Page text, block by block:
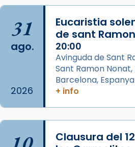
Arquebisbat de
2 weeks ago
Memòria de les santes
Semproniana, verges i
Acompanyant la història
partir de l’Edat Mitjana
frare Joan Gaspar Roig,
31
ago.
2026
Eucaristia
de sant
20:00
Avinguda de Sant
Sant Ramon Nonat,
Barcelona, Espanya
+ info
Clausura del